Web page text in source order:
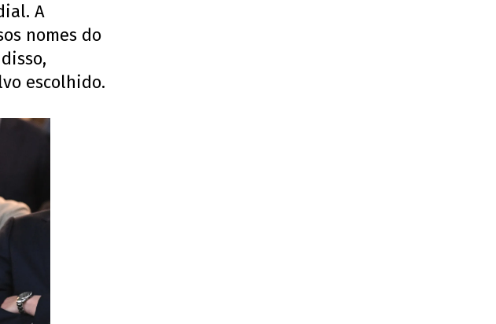
A
nomes do
escolhido.